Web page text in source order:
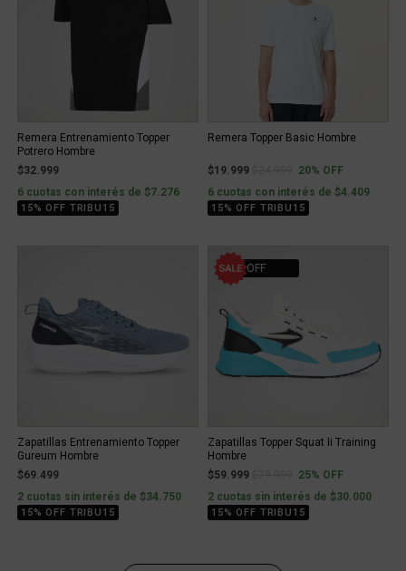
Remera Entrenamiento Topper
Potrero Hombre
$32.999
6 cuotas con interés de $7.276
15% OFF TRIBU15
Remera Topper Basic Hombre
$19.999 Price reduced from
to20% OFF
6 cuotas con interés de $4.409
15% OFF TRIBU15
Zapatillas Entrenamiento Topper
Gureum Hombre
$69.499
2 cuotas sin interés de $34.750
15% OFF TRIBU15
25% OFF
Zapatillas Topper Squat Ii Training
Hombre
$59.999
Price reduced from
to25% OFF
2 cuotas sin interés de $30.000
15% OFF TRIBU15